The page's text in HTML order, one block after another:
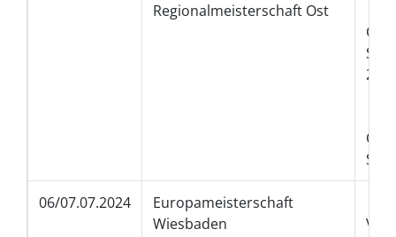
Regionalmeisterschaft Ost
06/07.07.2024
Europameisterschaft
Wiesbaden